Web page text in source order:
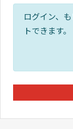
ログイン、
トできます。